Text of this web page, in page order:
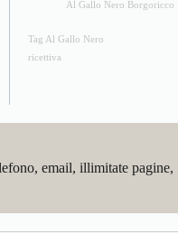
Al Gallo Nero Borgoricco
Tag Al Gallo Nero
ricettiva
email, illimitate pagine,